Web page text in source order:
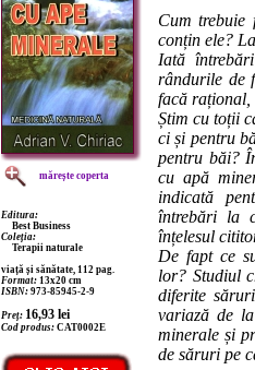
mărește coperta
Editura:
Best Business
Coleția:
Terapii naturale
viață și sănătate, 112 pag.
Format: 13x20 cm
ISBN: 973-85945-2-9
Preț: 16,93 lei
Cod produs: CAT0002E
Cum trebuie
conțin ele?
Iată
rândurile de
facă rațional,
Știm cu toții
ci și pentru
pentru băi?
cu apă
indicată
întrebări la
înțelesul
De fapt ce
lor? Studiul
diferite
variază de
minerale și
de săruri pe